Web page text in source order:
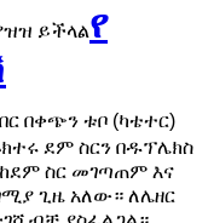
ይችላልየ
በቀጭን ቱቦ (ካቴተር)
ደም ስርን በዱፕሌክስ
ስር መገጣጠም እና
ጊዜ አለው። ለሌዘር